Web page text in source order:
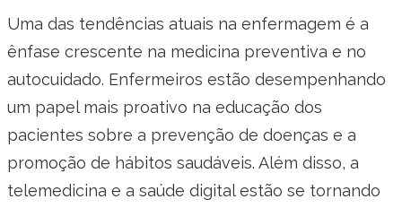
Uma das tendências atuais na enfermagem é a
ênfase crescente na medicina preventiva e no
autocuidado. Enfermeiros estão desempenhando
um papel mais proativo na educação dos
pacientes sobre a prevenção de doenças e a
promoção de hábitos saudáveis. Além disso, a
telemedicina e a saúde digital estão se tornando